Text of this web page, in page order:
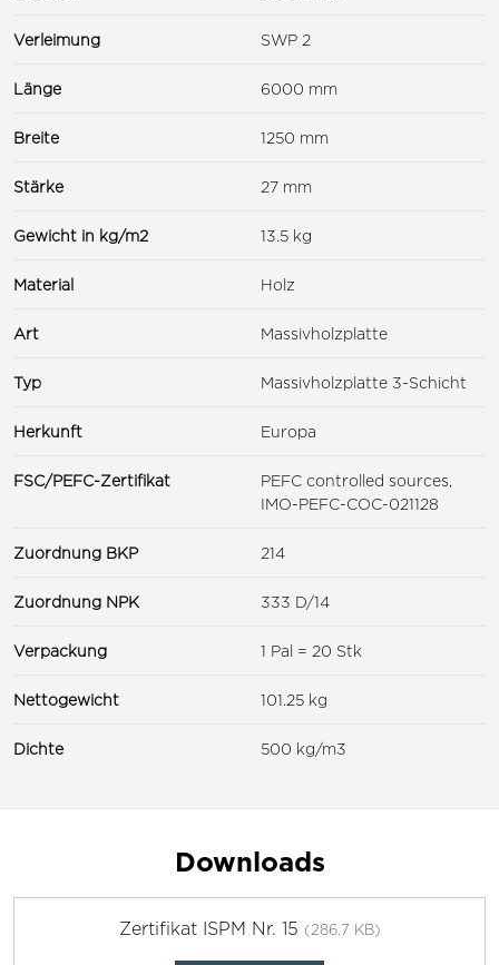
Verleimung SWP 2
Länge 6000 mm
Breite 1250 mm
Stärke 27 mm
Gewicht in kg/m2 13.5 kg
Material Holz
Art Massivholzplatte
Typ Massivholzplatte 3-Schicht
Herkunft Europa
FSC/PEFC-Zertifikat
PEFC controlled sources,
IMO-PEFC-COC-021128
Zuordnung BKP 214
Zuordnung NPK 333 D/14
Verpackung 1 Pal = 20 Stk
Nettogewicht 101.25 kg
Dichte 500 kg/m3
Downloads
Zertifikat ISPM Nr. 15 (286.7 KB)